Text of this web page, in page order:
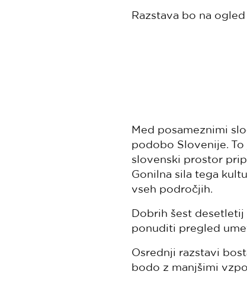
Razstava bo na
Med posameznimi
podobo Slovenije.
slovenski prostor
Gonilna sila tega
vseh področjih.
Dobrih šest
ponuditi pregled
Osrednji razstavi
bodo z manjšimi